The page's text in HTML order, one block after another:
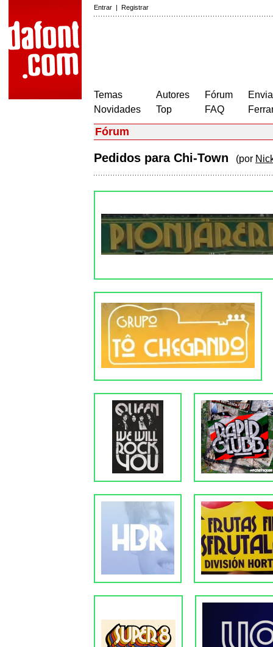
Entrar | Registrar
Temas
Novidades
Autores
Top
Fórum
FAQ
Fórum
Pedidos para Chi-Town (por